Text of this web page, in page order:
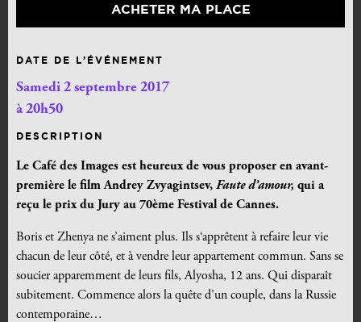
ACHETER MA PLACE
DATE DE L’ÉVÉNEMENT
Samedi 2 septembre 2017
à 20h50
DESCRIPTION
Le Café des Images est heureux de vous proposer en avant-
première le film Andrey Zvyagintsev, Faute d’amour, qui a
reçu le prix du Jury au 70ème Festival de Cannes.
Boris et Zhenya ne s’aiment plus. Ils s‘apprêtent à refaire leur vie
chacun de leur côté, et à vendre leur appartement commun. Sans se
soucier apparemment de leurs fils, Alyosha, 12 ans. Qui disparaît
subitement. Commence alors la quête d’un couple, dans la Russie
contemporaine…